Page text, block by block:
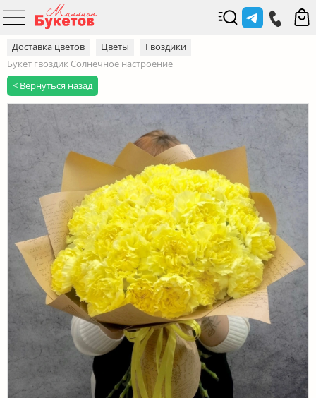
Доставка цветов Цветы
Гвоздики
Букет гвоздик Солнечное настроение
< Вернуться назад